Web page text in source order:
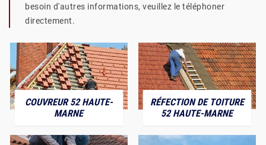
besoin d'autres informations, veuillez le téléphoner
directement.
COUVREUR 52 HAUTE-
MARNE
RÉFECTION DE TOITURE
52 HAUTE-MARNE